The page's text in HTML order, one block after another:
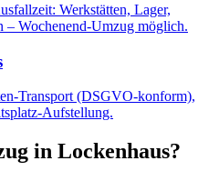
Werkstätten, Lager,
– Wochenend-Umzug möglich.
Transport (DSGVO-konform),
Aufstellung.
in Lockenhaus?